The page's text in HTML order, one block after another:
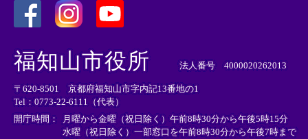
外
部
リ
ン
ク
＞
外
リ
ン
ク
＞
外
部
ン
ク
＞
福知山市役所 法人番号 4000020262013
〒620-8501 京都府福知山市字内記13番地の1
Tel：0773-22-6111（代表）
開庁時間：
月曜から金曜（祝日除く）午前8時30分から午後5時15分
水曜（祝日除く）一部窓口を午前8時30分から午後7時まで